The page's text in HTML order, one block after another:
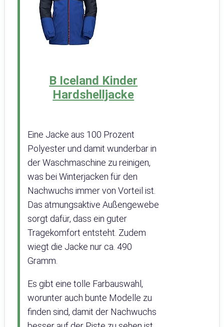
B Iceland Kinder
Hardshelljacke
Eine Jacke aus 100 Prozent
Polyester und damit wunderbar in
der Waschmaschine zu reinigen,
was bei Winterjacken für den
Nachwuchs immer von Vorteil ist.
Das atmungsaktive Außengewebe
sorgt dafür, dass ein guter
Tragekomfort entsteht. Zudem
wiegt die Jacke nur ca. 490
Gramm.
Es gibt eine tolle Farbauswahl,
worunter auch bunte Modelle zu
finden sind, damit der Nachwuchs